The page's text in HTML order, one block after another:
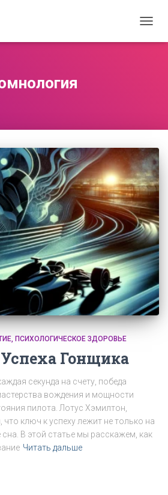
ПСИХОЛОГИЧЕСКОЕ ЗДОРОВЬЕ
Гонщика
секунда на счету, победа
вождения и мощности
пилота. Лотус Хэмилтон,
что ключ к успеху лежит не только на
сна. В этой статье мы расскажем, как
Читать дальше